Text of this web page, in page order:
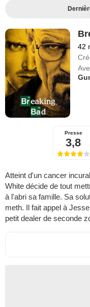
42
Presse
3,8
Atteint d'un cancer
White décide de tout
à l'abri sa famille. Sa
meth. Il fait appel à
petit dealer de seconde